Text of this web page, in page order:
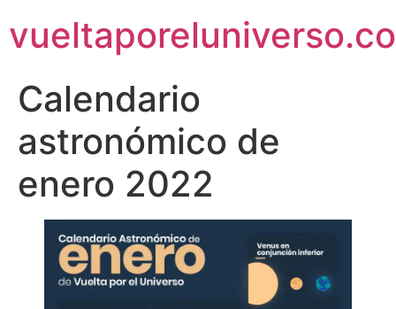
Calendario
astronómico de
enero 2022